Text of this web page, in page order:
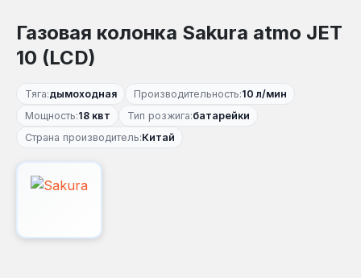
Газовая колонка Sakura atmo JET
10 (LCD)
Тяга:дымоходная Производительность:10 л/мин
Мощность:18 квт Тип розжига:батарейки
Страна производитель:Китай